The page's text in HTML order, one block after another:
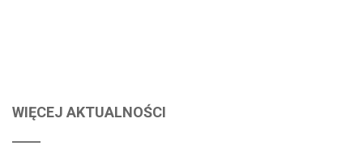
WIĘCEJ AKTUALNOŚCI